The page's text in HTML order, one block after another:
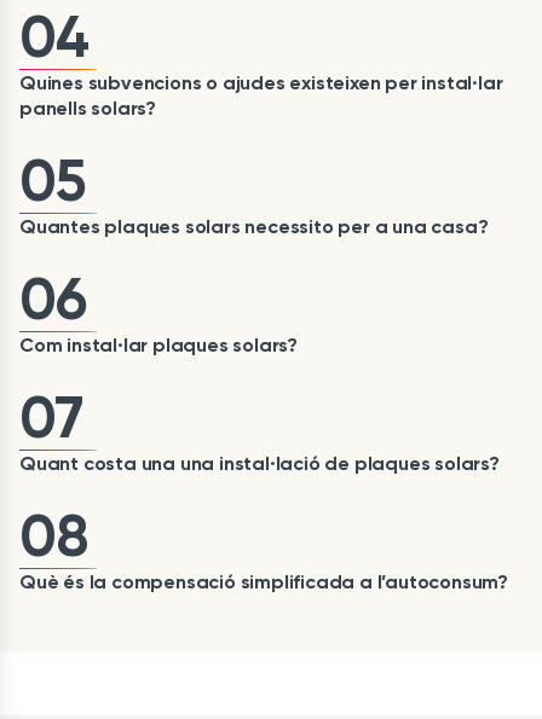
04
Quines subvencions o ajudes existeixen per instal·lar
panells solars?
05
Quantes plaques solars necessito per a una casa?
06
Com instal·lar plaques solars?
07
Quant costa una una instal·lació de plaques solars?
08
Què és la compensació simplificada a l’autoconsum?